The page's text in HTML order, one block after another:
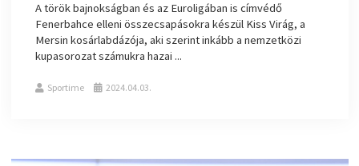
A török bajnokságban és az Euroligában is címvédő
Fenerbahce elleni összecsapásokra készül Kiss Virág, a
Mersin kosárlabdázója, aki szerint inkább a nemzetközi
kupasorozat számukra hazai ...
Sportime 2024.04.03.